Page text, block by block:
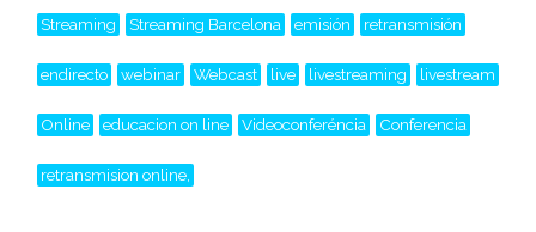
Streaming Streaming Barcelona emisión retransmisión
endirecto webinar Webcast live livestreaming livestream
Online educacion on line Videoconferéncia Conferencia
retransmision online,